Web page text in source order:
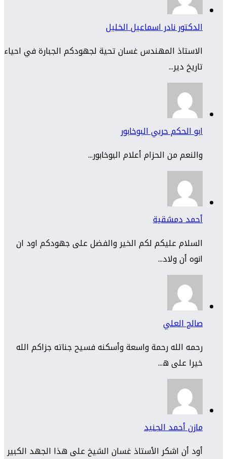
الدكتور نادر اسماعيل الخليل
الاستاذ المهندس غسان تحية لجهودكم الجبارة في احياء
تاريخ دير...
ابو الحكم حربي البوخابور
والنعم من الحزام أعلام البوخابور...
أحمد دمشقية
السلام عليكم لكم الخير والفضل على جهودكم اود ان
انوه أن ولاد...
صالح العلي
رحمه الله رحمة واسعة وأسكنه فسيح جناته جزاكم الله
خيرا على ه...
مازن أحمد الجنيد
أود أن اشكر الأستاذ غسان الشيخ على هذا الجهد الكبير